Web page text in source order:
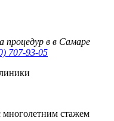
процедур в в Самаре
707-93-05
стажем